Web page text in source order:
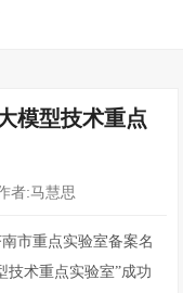
模型技术重点
者:马慧思
市重点实验室备案名
技术重点实验室”成功